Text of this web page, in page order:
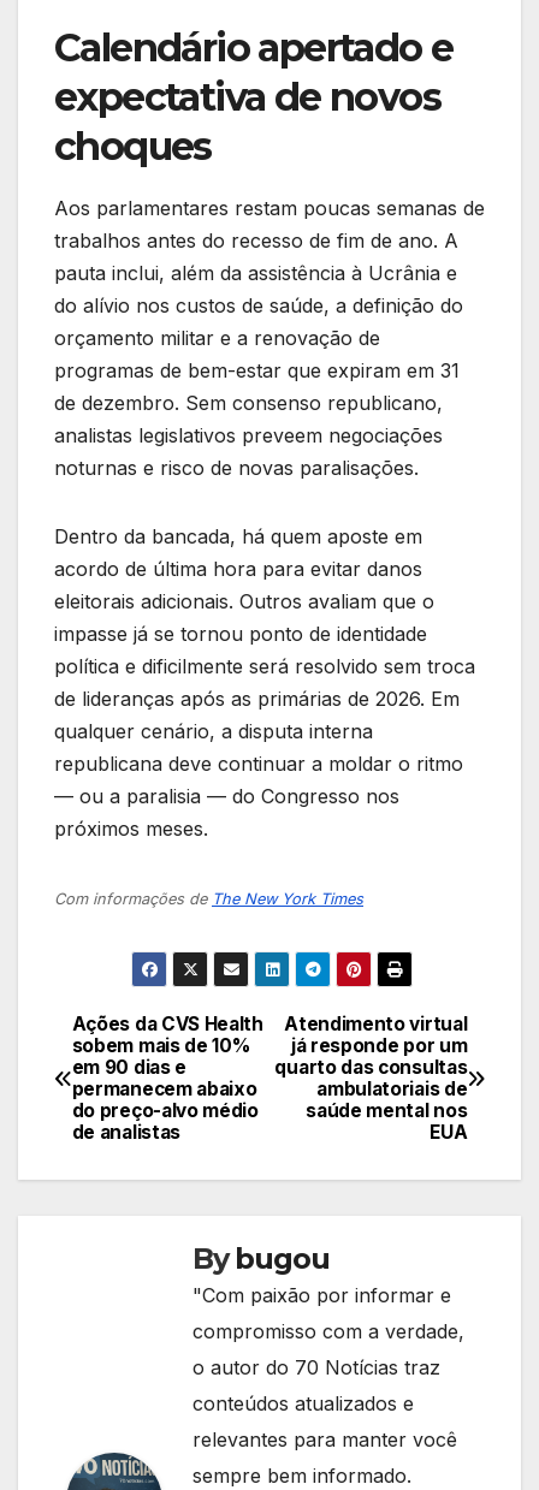
Calendário apertado e
expectativa de novos
choques
Aos parlamentares restam poucas semanas de
trabalhos antes do recesso de fim de ano. A
pauta inclui, além da assistência à Ucrânia e
do alívio nos custos de saúde, a definição do
orçamento militar e a renovação de
programas de bem-estar que expiram em 31
de dezembro. Sem consenso republicano,
analistas legislativos preveem negociações
noturnas e risco de novas paralisações.
Dentro da bancada, há quem aposte em
acordo de última hora para evitar danos
eleitorais adicionais. Outros avaliam que o
impasse já se tornou ponto de identidade
política e dificilmente será resolvido sem troca
de lideranças após as primárias de 2026. Em
qualquer cenário, a disputa interna
republicana deve continuar a moldar o ritmo
— ou a paralisia — do Congresso nos
próximos meses.
Com informações de The New York Times
Navegação
de
Post
Atendimento virtual
já responde por um
quarto das consultas
ambulatoriais de
saúde mental nos
EUA
Ações da CVS Health
sobem mais de 10%
em 90 dias e
permanecem abaixo
do preço-alvo médio
de analistas
Bybugou
"Com paixão por informar e
compromisso com a verdade,
o autor do 70 Notícias traz
conteúdos atualizados e
relevantes para manter você
sempre bem informado.